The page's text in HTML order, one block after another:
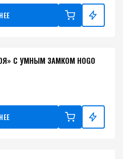
С УМНЫМ ЗАМКОМ HOGO